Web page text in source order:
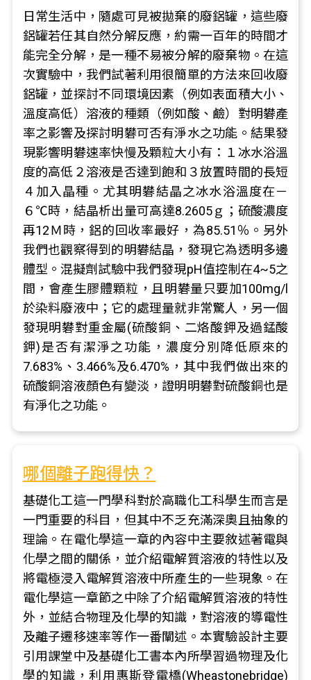
日常生活中，隨處可見被拋棄的廢鋁罐，這些廢
鋁罐若任其自然分解反應，約需一百年的時間才
能完全分解，是一種不易被分解的廢棄物。在這
次實驗中，我們試著利用很簡單的方法來回收廢
鋁罐，並探討不同環境因素（例如表面積大小、
溫度高低）溶液的種類（例如酸、鹼）對明礬產
率之影響及探討明礬可否有淨水之功能。結果發
現影響明礬速率快慢及顆粒大小有：１冰水浴溫
度的高低２溶液是否達到飽和３放置時間的長短
４加入晶種。尤其明礬結晶之冰水浴溫度在－
６℃時，結晶析出量可高達8.2605ｇ；硫酸濃度
再12Ｍ時，鋁的回收率最好，為85.51％。另外
我們也觀察得到的明礬結晶，發現它為透明多邊
體型。混擬劑試驗中我們發現pH值控制在4~5之
間，會產生膠體顆粒，且明礬量只要加100mg/l
於染料廢液中；它的處理量就非常驚人，另一個
發現明礬對重金屬(硫酸銅、二烙酸鉀及過錳酸
鉀)是否有潔淨之功能，濃度分別降低原來的
7.683%、3.466%及6.470%，其中我們做出來的
硫酸銅溶液顏色有變淡，證明明礬對硫酸銅也是
有淨化之功能。
哪個離子跑得快？
基礎化工這一門學科對於高職化工科學生而言是
一門重要的科目，但其中不乏充滿深奧且抽象的
理論。在電化學這一章的內容中主要敘述著電與
化學之間的關係，並介紹電解質溶液的特性以及
將電極浸入電解質溶液中所產生的一些現象。在
電化學這一章節之中除了介紹電解質溶液的特性
外，並結合物理及化學的知識，對溶液的導電性
及離子遷移速率等作一番闡述。本實驗設計主要
引用課堂中及基礎化工書本內所學習過物理及化
學的知識，利用惠斯登電橋(Wheastonebridge)